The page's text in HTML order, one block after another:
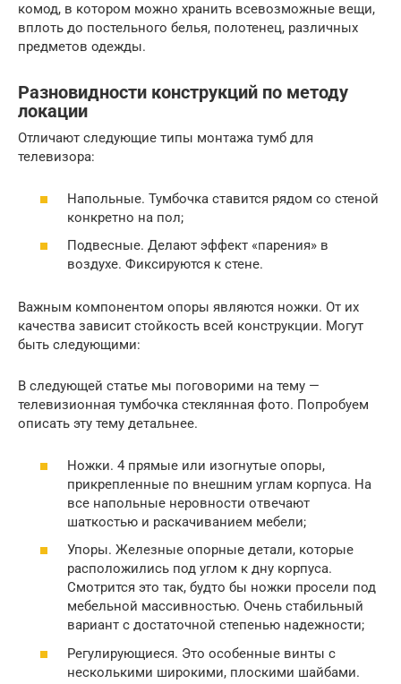
комод, в котором можно хранить всевозможные вещи,
вплоть до постельного белья, полотенец, различных
предметов одежды.
Разновидности конструкций по методу
локации
Отличают следующие типы монтажа тумб для
телевизора:
Напольные. Тумбочка ставится рядом со стеной
конкретно на пол;
Подвесные. Делают эффект «парения» в
воздухе. Фиксируются к стене.
Важным компонентом опоры являются ножки. От их
качества зависит стойкость всей конструкции. Могут
быть следующими:
В следующей статье мы поговорими на тему —
телевизионная тумбочка стеклянная фото. Попробуем
описать эту тему детальнее.
Ножки. 4 прямые или изогнутые опоры,
прикрепленные по внешним углам корпуса. На
все напольные неровности отвечают
шаткостью и раскачиванием мебели;
Упоры. Железные опорные детали, которые
расположились под углом к дну корпуса.
Смотрится это так, будто бы ножки просели под
мебельной массивностью. Очень стабильный
вариант с достаточной степенью надежности;
Регулирующиеся. Это особенные винты с
несколькими широкими, плоскими шайбами.